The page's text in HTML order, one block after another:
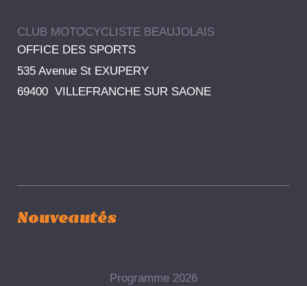
CLUB MOTOCYCLISTE BEAUJOLAIS
OFFICE DES SPORTS
535 Avenue St EXUPERY
69400 VILLEFRANCHE SUR SAONE
Nouveautés
Programme 2026